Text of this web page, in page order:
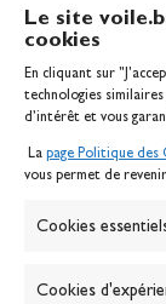
Le site
cookies
En cliquant sur
technologies
d’intérêt et vous
La page Politique des
vous permet de
Cookies
Cookies